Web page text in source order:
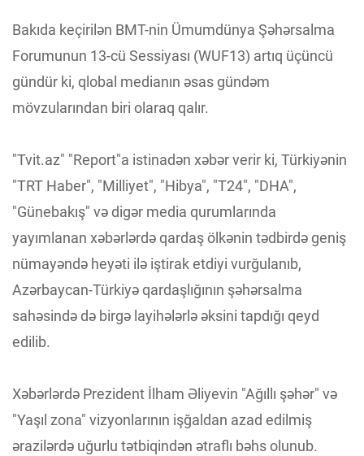
Bakıda keçirilən BMT-nin Ümumdünya Şəhərsalma
Forumunun 13-cü Sessiyası (WUF13) artıq üçüncü
gündür ki, qlobal medianın əsas gündəm
mövzularından biri olaraq qalır.
"Tvit.az" "Report"a istinadən xəbər verir ki, Türkiyənin
"TRT Haber", "Milliyet", "Hibya", "T24", "DHA",
"Günebakış" və digər media qurumlarında
yayımlanan xəbərlərdə qardaş ölkənin tədbirdə geniş
nümayəndə heyəti ilə iştirak etdiyi vurğulanıb,
Azərbaycan-Türkiyə qardaşlığının şəhərsalma
sahəsində də birgə layihələrlə əksini tapdığı qeyd
edilib.
Xəbərlərdə Prezident İlham Əliyevin "Ağıllı şəhər" və
"Yaşıl zona" vizyonlarının işğaldan azad edilmiş
ərazilərdə uğurlu tətbiqindən ətraflı bəhs olunub.